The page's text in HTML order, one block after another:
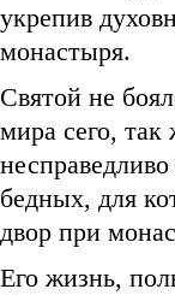
укрепив
монастыря.
Святой не
мира сего,
бедных, для
двор при
Его жизнь,